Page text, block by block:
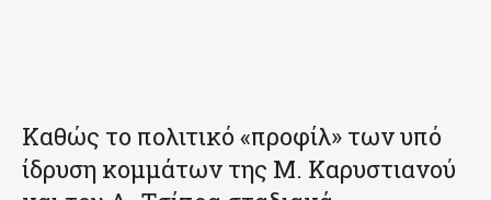
Καθώς το πολιτικό «προφίλ» των υπό
ίδρυση κομμάτων της Μ. Καρυστιανού